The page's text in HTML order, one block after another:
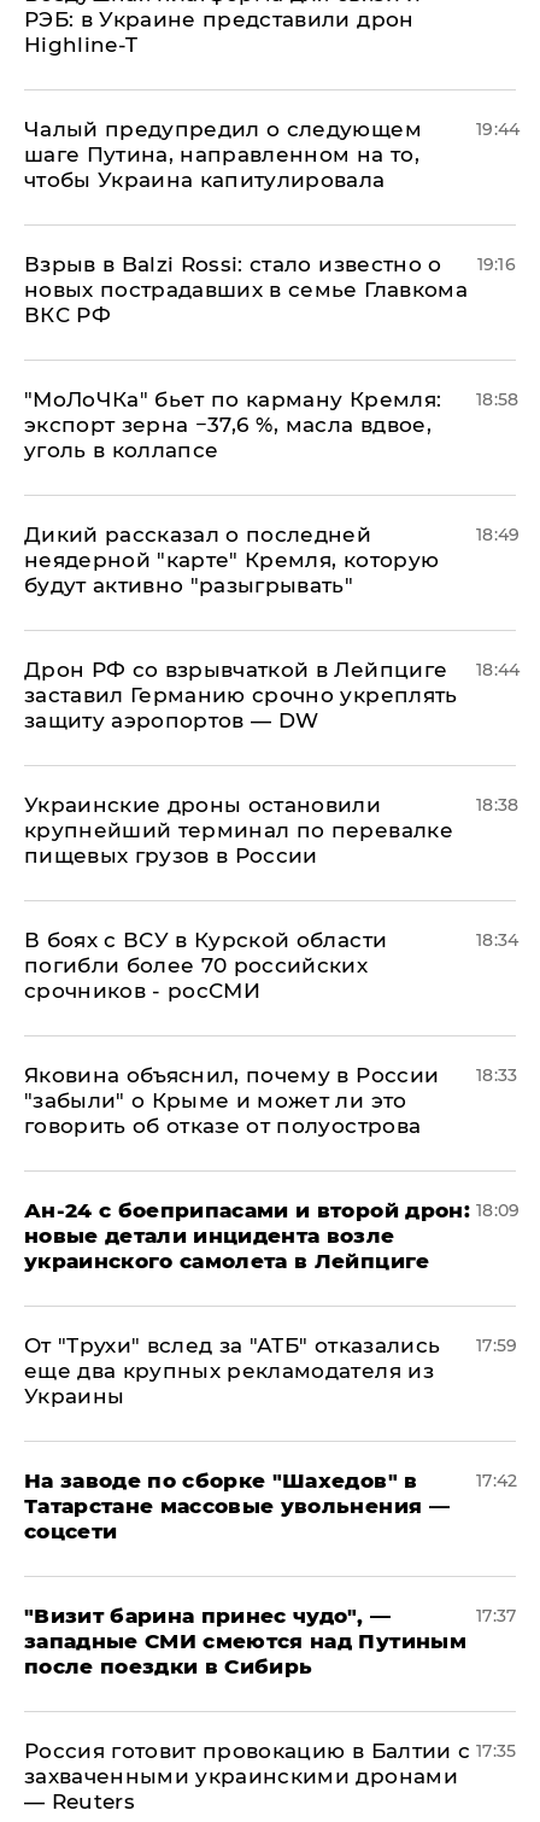
РЭБ: в Украине представили дрон
Highline-T
Чалый предупредил о следующем
шаге Путина, направленном на то,
чтобы Украина капитулировала
19:44
Взрыв в Balzi Rossi: стало известно о
новых пострадавших в семье Главкома
ВКС РФ
19:16
​"МоЛоЧКа" бьет по карману Кремля:
экспорт зерна −37,6 %, масла вдвое,
уголь в коллапсе
18:58
Дикий рассказал о последней
неядерной "карте" Кремля, которую
будут активно "разыгрывать"
18:49
​Дрон РФ со взрывчаткой в Лейпциге
заставил Германию срочно укреплять
защиту аэропортов — DW
18:44
Украинские дроны остановили
крупнейший терминал по перевалке
пищевых грузов в России
18:38
В боях с ВСУ в Курской области
погибли более 70 российских
срочников - росСМИ
18:34
Яковина объяснил, почему в России
"забыли" о Крыме и может ли это
говорить об отказе от полуострова
18:33
Ан-24 с боеприпасами и второй дрон:
новые детали инцидента возле
украинского самолета в Лейпциге
18:09
От "Трухи" вслед за "АТБ" отказались
еще два крупных рекламодателя из
Украины
17:59
На заводе по сборке "Шахедов" в
Татарстане массовые увольнения —
соцсети
17:42
"Визит барина принес чудо", —
западные СМИ смеются над Путиным
после поездки в Сибирь
17:37
​Россия готовит провокацию в Балтии с
захваченными украинскими дронами
— Reuters
17:35